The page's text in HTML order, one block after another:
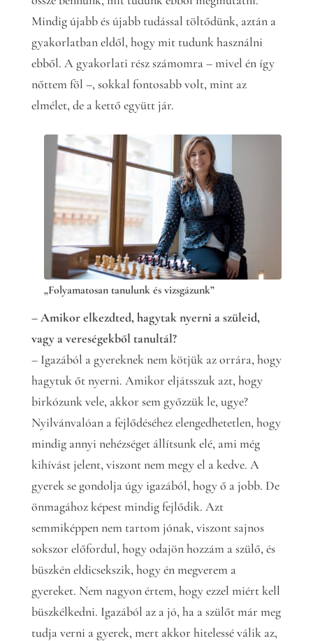
Mindig újabb és újabb tudással töltődünk, aztán a
gyakorlatban eldől, hogy mit tudunk használni
ebből. A gyakorlati rész számomra – mivel én így
nőttem föl –, sokkal fontosabb volt, mint az
elmélet, de a kettő együtt jár.
„Folyamatosan tanulunk és vizsgázunk”
– Amikor elkezdted, hagytak nyerni a szüleid,
vagy a vereségekből tanultál?
– Igazából a gyereknek nem kötjük az orrára, hogy
hagytuk őt nyerni. Amikor eljátsszuk azt, hogy
birkózunk vele, akkor sem győzzük le, ugye?
Nyilvánvalóan a fejlődéséhez elengedhetetlen, hogy
mindig annyi nehézséget állítsunk elé, ami még
kihívást jelent, viszont nem megy el a kedve. A
gyerek se gondolja úgy igazából, hogy ő a jobb. De
önmagához képest mindig fejlődik. Azt
semmiképpen nem tartom jónak, viszont sajnos
sokszor előfordul, hogy odajön hozzám a szülő, és
büszkén eldicsekszik, hogy én megverem a
gyereket. Nem nagyon értem, hogy ezzel miért kell
büszkélkedni. Igazából az a jó, ha a szülőt már meg
tudja verni a gyerek, mert akkor hitelessé válik az,